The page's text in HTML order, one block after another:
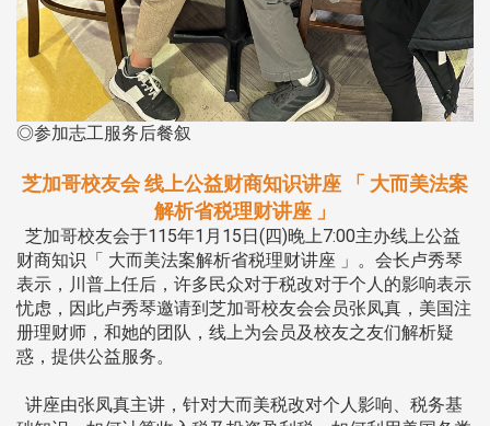
◎参加志工服务后餐叙
芝加哥校友会 线上公益财商知识讲座 「 大而美法案
解析省税理财讲座 」
芝加哥校友会于115年1月15日(四)晚上7:00主办线上公益
财商知识「 大而美法案解析省税理财讲座 」。会长卢秀琴
表示，川普上任后，许多民众对于税改对于个人的影响表示
忧虑，因此卢秀琴邀请到芝加哥校友会会员张凤真，美国注
册理财师，和她的团队，线上为会员及校友之友们解析疑
惑，提供公益服务。
讲座由张凤真主讲，针对大而美税改对个人影响、税务基